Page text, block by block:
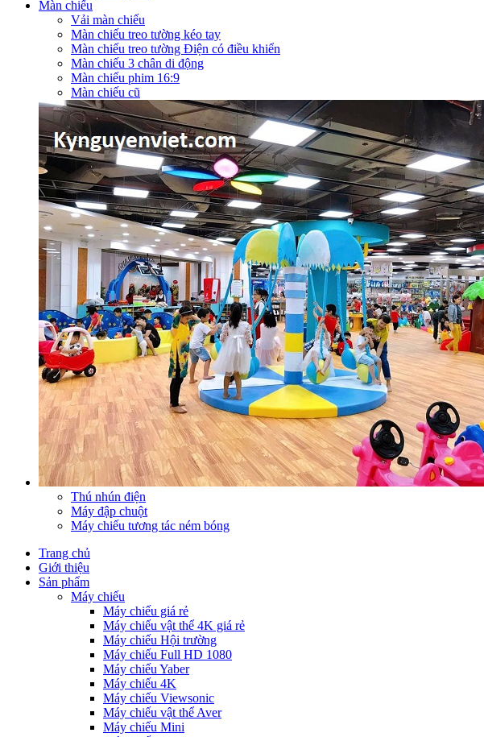
Màn chiếu
Vải màn chiếu
Màn chiếu treo tường kéo tay
Màn chiếu treo tường Điện có điều khiển
Màn chiếu 3 chân di động
Màn chiếu phim 16:9
Màn chiếu cũ
Thú nhún điện
Máy đập chuột
Máy chiếu tương tác ném bóng
Trang chủ
Giới thiệu
Sản phẩm
Máy chiếu
Máy chiếu giá rẻ
Máy chiếu vật thể 4K giá rẻ
Máy chiếu Hội trường
Máy chiếu Full HD 1080
Máy chiếu Yaber
Máy chiếu 4K
Máy chiếu Viewsonic
Máy chiếu vật thể Aver
Máy chiếu Mini